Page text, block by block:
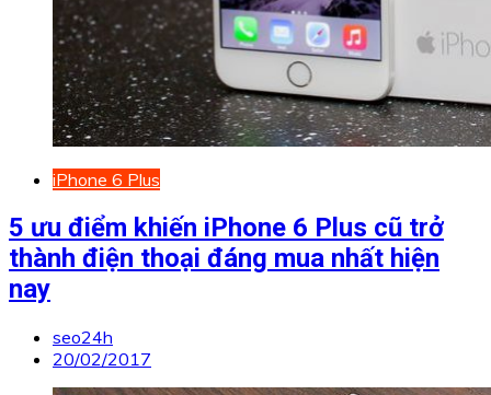
iPhone 6 Plus
5 ưu điểm khiến iPhone 6 Plus cũ trở
thành điện thoại đáng mua nhất hiện
nay
seo24h
20/02/2017